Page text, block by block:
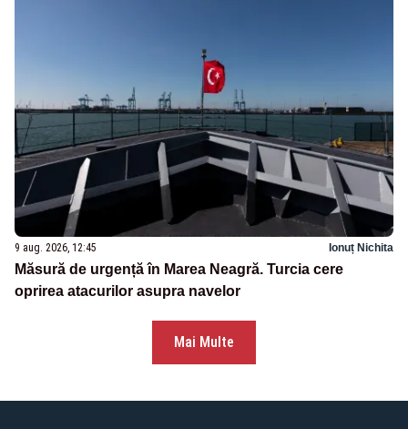
9 aug. 2026, 12:45 Ionuț Nichita
Măsură de urgență în Marea Neagră. Turcia cere
oprirea atacurilor asupra navelor
Mai Multe